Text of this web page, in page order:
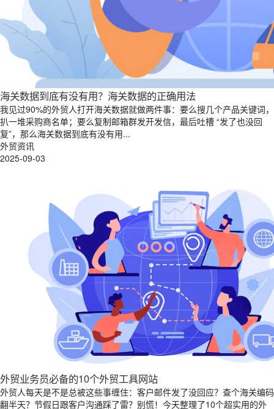
海关数据到底有没有用？海关数据的正确用法
我见过90%的外贸人打开海关数据就做两件事：要么搜几个产品关键词，
扒一堆采购商名单；要么复制邮箱群发开发信，最后吐槽 “发了也没回
复”，那么海关数据到底有没有用...
外贸资讯
2025-09-03
外贸业务员必备的10个外贸工具网站
外贸人每天是不是总被这些事缠住：客户邮件发了没回应？查个海关编码
翻半天？节假日跟客户沟通踩了雷？别慌！今天整理了10个超实用的外